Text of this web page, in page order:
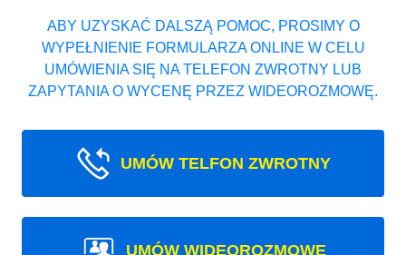
ABY UZYSKAĆ DALSZĄ POMOC, PROSIMY O
WYPEŁNIENIE FORMULARZA ONLINE W CELU
UMÓWIENIA SIĘ NA TELEFON ZWROTNY LUB
ZAPYTANIA O WYCENĘ PRZEZ WIDEOROZMOWĘ.
UMÓW TELFON ZWROTNY
UMÓW WIDEOROZMOWE